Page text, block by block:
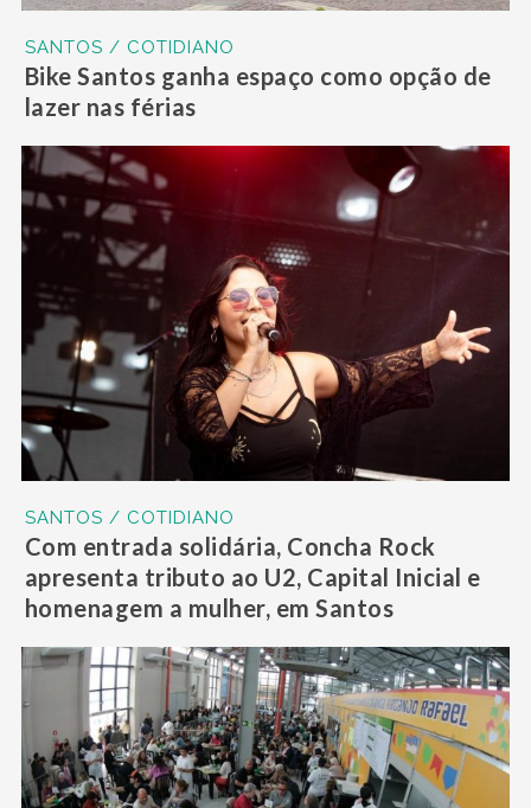
SANTOS / COTIDIANO
Bike Santos ganha espaço como opção de
lazer nas férias
SANTOS / COTIDIANO
Com entrada solidária, Concha Rock
apresenta tributo ao U2, Capital Inicial e
homenagem a mulher, em Santos